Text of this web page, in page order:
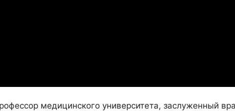
медицинского университета, заслуженный